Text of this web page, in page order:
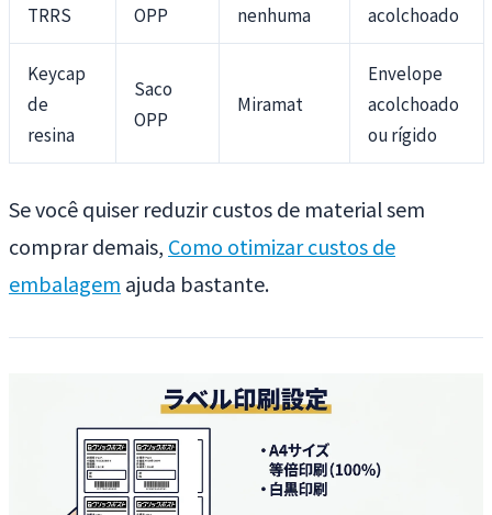
TRRS
OPP
nenhuma
acolchoado
Keycap
de
resina
Saco
OPP
Miramat
Envelope
acolchoado
ou rígido
Se você quiser reduzir custos de material sem
comprar demais, Como otimizar custos de
embalagem ajuda bastante.